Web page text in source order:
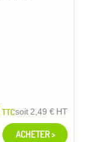
TTCsoit2,49 € HT
ACHETER >